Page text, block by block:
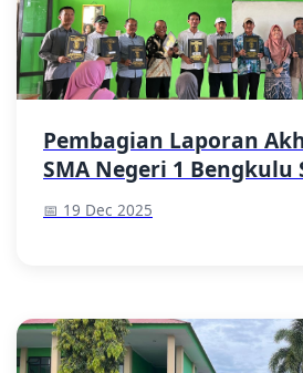
Pembagian Laporan
SMA Negeri 1 Bengkulu
Pelajaran 2025/2026
📅 19 Dec 2025